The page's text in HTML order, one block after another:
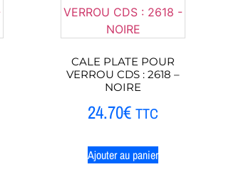
CALE PLATE POUR
VERROU CDS : 2618 –
NOIRE
24.70€ TTC
Ajouter au panier